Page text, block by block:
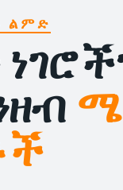
ልምድ